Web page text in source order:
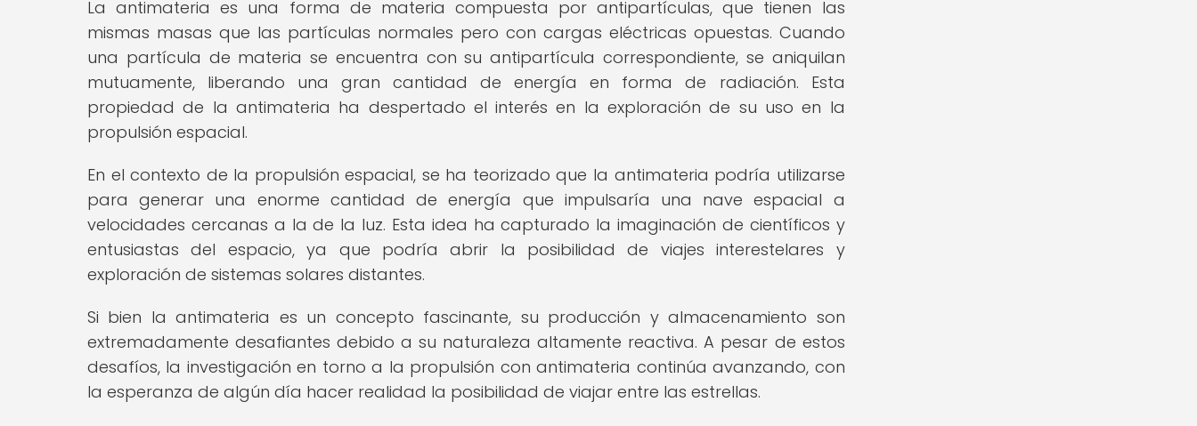
La antimateria es una forma de materia compuesta por antipartículas, que tienen las
mismas masas que las partículas normales pero con cargas eléctricas opuestas. Cuando
una partícula de materia se encuentra con su antipartícula correspondiente, se aniquilan
mutuamente, liberando una gran cantidad de energía en forma de radiación. Esta
propiedad de la antimateria ha despertado el interés en la exploración de su uso en la
propulsión espacial.
En el contexto de la propulsión espacial, se ha teorizado que la antimateria podría utilizarse
para generar una enorme cantidad de energía que impulsaría una nave espacial a
velocidades cercanas a la de la luz. Esta idea ha capturado la imaginación de científicos y
entusiastas del espacio, ya que podría abrir la posibilidad de viajes interestelares y
exploración de sistemas solares distantes.
Si bien la antimateria es un concepto fascinante, su producción y almacenamiento son
extremadamente desafiantes debido a su naturaleza altamente reactiva. A pesar de estos
desafíos, la investigación en torno a la propulsión con antimateria continúa avanzando, con
la esperanza de algún día hacer realidad la posibilidad de viajar entre las estrellas.